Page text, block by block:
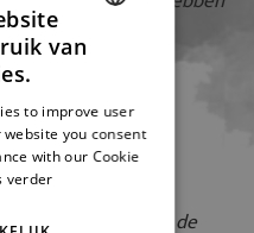
gevonden.”
maar bracht ons op de
van
to improve user
you consent
with our Cookie
verder